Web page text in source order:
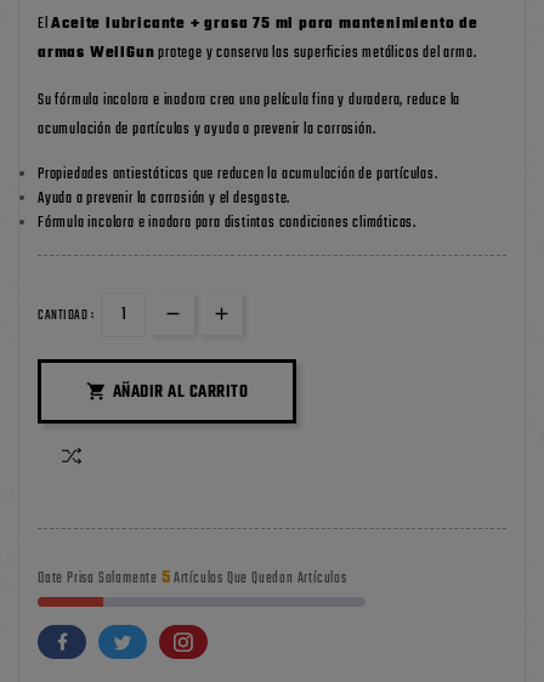
ElAceite lubricante + grasa 75 ml para mantenimiento de
armas WellGunprotege y conserva las superficies metálicas del arma.
Su fórmula incolora e inodora crea una película fina y duradera, reduce la
acumulación de partículas y ayuda a prevenir la corrosión.
Propiedades antiestáticas que reducen la acumulación de partículas.
Ayuda a prevenir la corrosión y el desgaste.
Fórmula incolora e inodora para distintas condiciones climáticas.
CANTIDAD :
 AÑADIR AL CARRITO
Date Prisa Solamente 5Artículos Que Quedan Artículos